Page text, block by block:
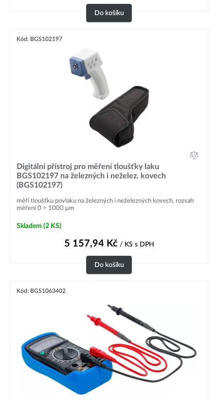
Do košíku
Kód: BGS102197
Digitální přístroj pro měření tloušťky laku
BGS102197 na železných i neželez. kovech
(BGS102197)
měří tloušťku povlaku na železných i neželezných kovech, rozsah
měření 0 ÷ 1000 μm
Skladem (2 KS)
5 157,94 Kč/ KS s DPH
Do košíku
Kód: BGS1063402